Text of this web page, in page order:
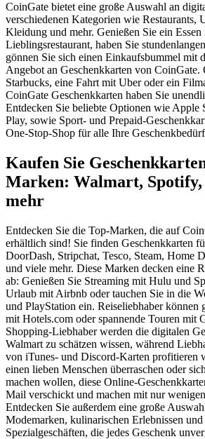
CoinGate bietet eine große Auswahl an
verschiedenen Kategorien wie Restaurants,
Kleidung und mehr. Genießen Sie ein
Lieblingsrestaurant, haben Sie
gönnen Sie sich einen Einkaufsbummel mit
Angebot an Geschenkkarten von CoinGate.
Starbucks, eine Fahrt mit Uber oder ein
CoinGate Geschenkkarten haben Sie
Entdecken Sie beliebte Optionen wie Apple
Play, sowie Sport- und Prepaid-
One-Stop-Shop für alle Ihre
Kaufen Sie
Marken: Walmart, Spotify,
mehr
Entdecken Sie die Top-Marken, die auf
erhältlich sind! Sie finden Geschenkkarten
DoorDash, Stripchat, Tesco, Steam, Home
und viele mehr. Diese Marken decken eine
ab: Genießen Sie Streaming mit Hulu und
Urlaub mit Airbnb oder tauchen Sie in die
und PlayStation ein. Reiseliebhaber können
mit Hotels.com oder spannende Touren mit
Shopping-Liebhaber werden die digitalen
Walmart zu schätzen wissen, während
von iTunes- und Discord-Karten profitieren
einen lieben Menschen überraschen oder
machen wollen, diese Online-
Mail verschickt und machen mit nur
Entdecken Sie außerdem eine große
Modemarken, kulinarischen Erlebnissen
Spezialgeschäften, die jedes Geschenk